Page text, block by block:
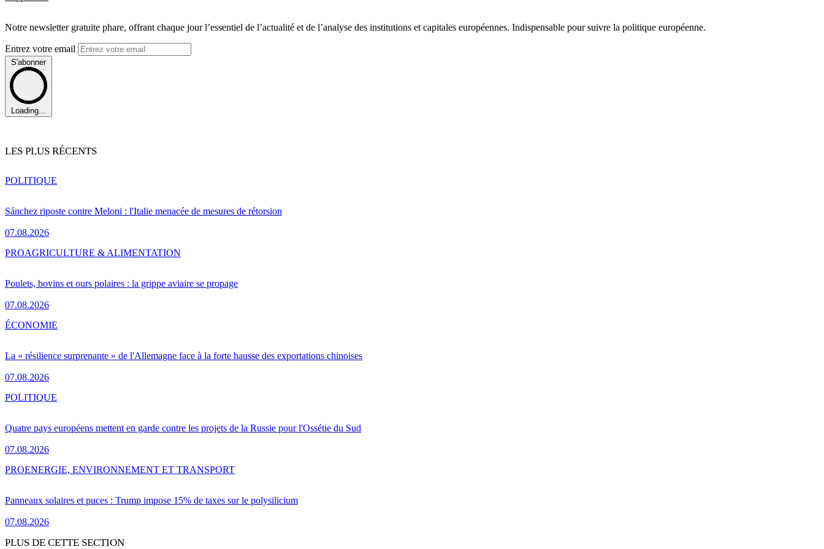
Notre newsletter gratuite phare, offrant chaque jour l’essentiel de l’actualité et de l’analyse des institutions et capitales européennes. Indispensable pour suivre la politique européenne.
Entrez votre email
S'abonner
Loading...
LES PLUS RÉCENTS
Sánchez riposte contre Meloni : l'Italie menacée de mesures de rétorsion
07.08.2026
POLITIQUE
Poulets, bovins et ours polaires : la grippe aviaire se propage
07.08.2026
PROAGRICULTURE & ALIMENTATION
La « résilience surprenante » de l'Allemagne face à la forte hausse des exportations chinoises
07.08.2026
ÉCONOMIE
Quatre pays européens mettent en garde contre les projets de la Russie pour l'Ossétie du Sud
07.08.2026
POLITIQUE
Panneaux solaires et puces : Trump impose 15% de taxes sur le polysilicium
07.08.2026
PROENERGIE, ENVIRONNEMENT ET TRANSPORT
PLUS DE CETTE SECTION